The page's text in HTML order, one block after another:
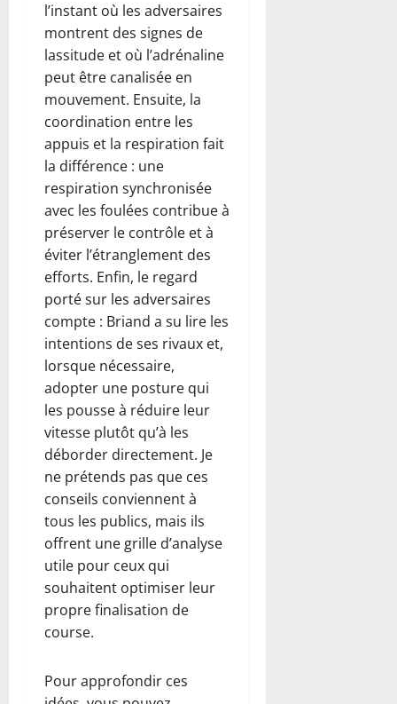
l’instant où les adversaires
montrent des signes de
lassitude et où l’adrénaline
peut être canalisée en
mouvement. Ensuite, la
coordination entre les
appuis et la respiration fait
la différence : une
respiration synchronisée
avec les foulées contribue à
préserver le contrôle et à
éviter l’étranglement des
efforts. Enfin, le regard
porté sur les adversaires
compte : Briand a su lire les
intentions de ses rivaux et,
lorsque nécessaire,
adopter une posture qui
les pousse à réduire leur
vitesse plutôt qu’à les
déborder directement. Je
ne prétends pas que ces
conseils conviennent à
tous les publics, mais ils
offrent une grille d’analyse
utile pour ceux qui
souhaitent optimiser leur
propre finalisation de
course.
Pour approfondir ces